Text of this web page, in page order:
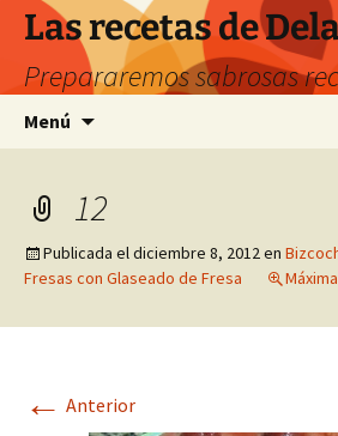
Saltar
contenido
Las recetas de
Prepararemos sabrosas
Menú
12
Publicada eldiciembre 8, 2012en
Fresas con Glaseado de Fresa
← Anterior